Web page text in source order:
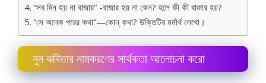
“সব দিন হয় না বাজার” -বাজার হয় না কেন? হলে কী কী বাজার হয়?
“সে অনেক পরের কথা”—কোন্ কথা? উক্তিটির মর্মার্থ লেখাে।
নুন কবিতার নামকরণের সার্থকতা আলােচনা করাে